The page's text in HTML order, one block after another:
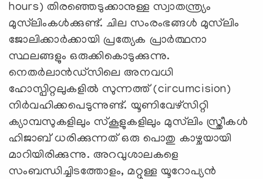
hours) തിരഞ്ഞെടുക്കാനുള്ള സ്വാതന്ത്ര്യം
മുസ്‍ലിംകൾക്കുണ്ട്. ചില സംരംഭങ്ങൾ മുസ്‍ലിം
ജോലിക്കാർക്കായി പ്രത്യേക പ്രാർത്ഥനാ
സ്ഥലങ്ങളും ഒരുക്കികൊടുക്കുന്നു.
നെതർലാൻഡ്‌സിലെ അനവധി
ഹോസ്പിറ്റലുകളിൽ സുന്നത്ത് (circumcision)
നിർവഹിക്കപെടുന്നുണ്ട്. യൂണിവേഴ്സിറ്റി
ക്യാമ്പസുകളിലും സ്കൂളുകളിലും മുസ്‍ലിം സ്ത്രീകൾ
ഹിജാബ് ധരിക്കുന്നത് ഒരു പൊതു കാഴ്ചയായി
മാറിയിരിക്കുന്നു. അറവുശാലകളെ
സംബന്ധിച്ചിടത്തോളം, മറ്റുള്ള യൂറോപ്യൻ